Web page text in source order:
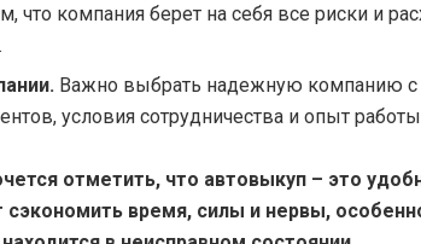
что компания берет на себя все риски и
Важно выбрать надежную компанию с
условия сотрудничества и опыт
отметить, что автовыкуп – это
сэкономить время, силы и нервы,